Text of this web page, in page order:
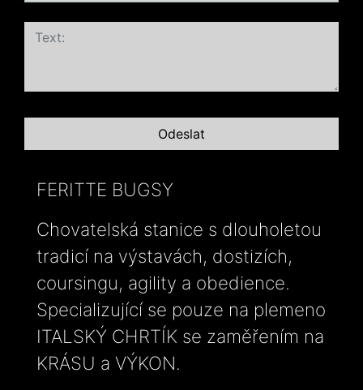
FERITTE BUGSY
Chovatelská stanice s dlouholetou
tradicí na výstavách, dostizích,
coursingu, agility a obedience.
Specializující se pouze na plemeno
ITALSKÝ CHRTÍK se zaměřením na
KRÁSU a VÝKON.